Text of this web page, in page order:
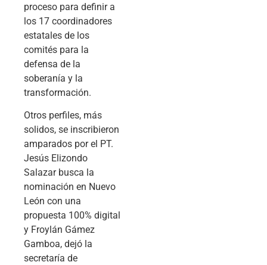
proceso para definir a
los 17 coordinadores
estatales de los
comités para la
defensa de la
soberanía y la
transformación.
Otros perfiles, más
solidos, se inscribieron
amparados por el PT.
Jesús Elizondo
Salazar busca la
nominación en Nuevo
León con una
propuesta 100% digital
y Froylán Gámez
Gamboa, dejó la
secretaría de